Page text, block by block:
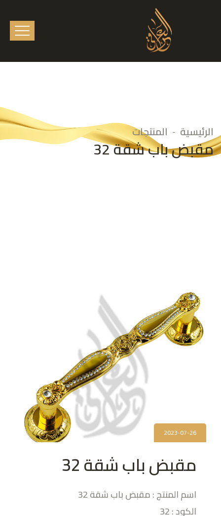
الرئيسية المنتجات
مقبض باب شقة 32
2023-07-26
مقبض باب شقة 32
اسم المنتج : مقبض باب شقة 32
الكود : 32